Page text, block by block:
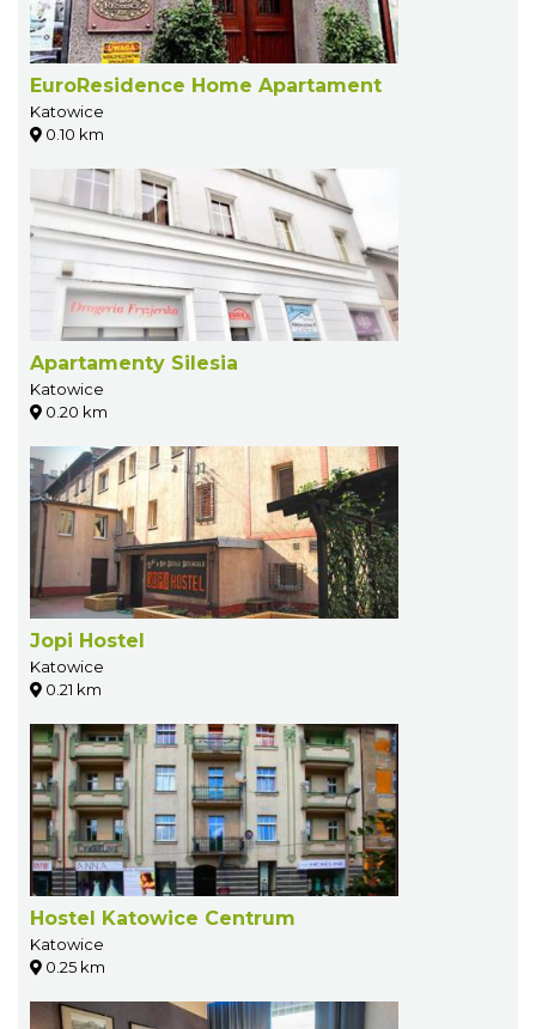
EuroResidence Home Apartament
Katowice
0.10 km
Apartamenty Silesia
Katowice
0.20 km
Jopi Hostel
Katowice
0.21 km
Hostel Katowice Centrum
Katowice
0.25 km